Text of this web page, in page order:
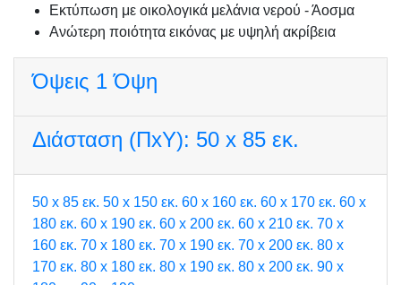
Εκτύπωση με οικολογικά μελάνια νερού - Άοσμα
Ανώτερη ποιότητα εικόνας με υψηλή ακρίβεια
Όψεις 1 Όψη
Διάσταση (ΠxΥ): 50 x 85 εκ.
50 x 85 εκ. 50 x 150 εκ. 60 x 160 εκ. 60 x 170 εκ. 60 x
180 εκ. 60 x 190 εκ. 60 x 200 εκ. 60 x 210 εκ. 70 x
160 εκ. 70 x 180 εκ. 70 x 190 εκ. 70 x 200 εκ. 80 x
170 εκ. 80 x 180 εκ. 80 x 190 εκ. 80 x 200 εκ. 90 x